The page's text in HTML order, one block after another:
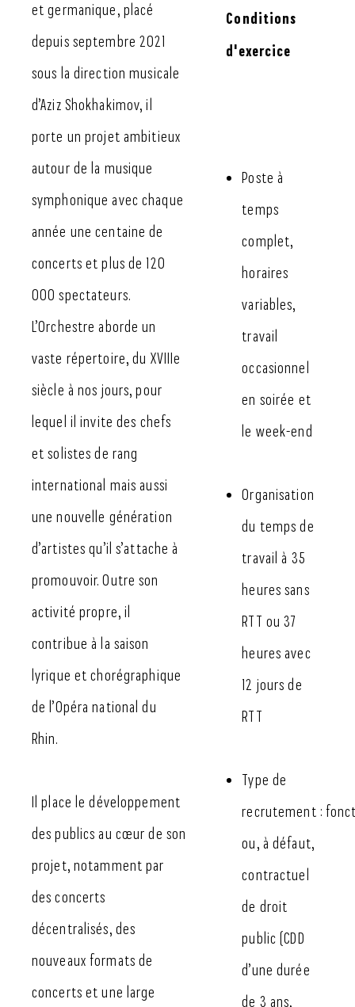
et germanique, placé
depuis septembre 2021
sous la direction musicale
d’Aziz Shokhakimov, il
porte un projet ambitieux
autour de la musique
symphonique avec chaque
année une centaine de
concerts et plus de 120
000 spectateurs.
L’Orchestre aborde un
vaste répertoire, du XVIIIe
siècle à nos jours, pour
lequel il invite des chefs
et solistes de rang
international mais aussi
une nouvelle génération
d’artistes qu’il s’attache à
promouvoir. Outre son
activité propre, il
contribue à la saison
lyrique et chorégraphique
de l’Opéra national du
Rhin.
Il place le développement
des publics au cœur de son
projet, notamment par
des concerts
décentralisés, des
nouveaux formats de
concerts et une large
Conditions
d'exercice
Poste à
temps
complet,
horaires
variables,
travail
occasionnel
en soirée et
le week-end
Organisation
du temps de
travail à 35
heures sans
RTT ou 37
heures avec
12 jours de
RTT
Type de
recrutement :
ou, à défaut,
contractuel
de droit
public (CDD
d’une durée
de 3 ans,